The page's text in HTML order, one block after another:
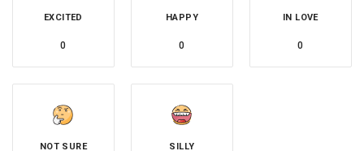
EXCITED
0
HAPPY
0
IN LOVE
0
NOT SURE SILLY